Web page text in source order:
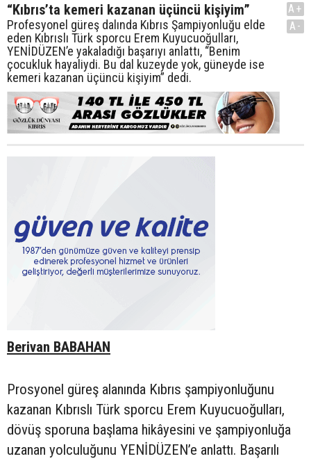
“Kıbrıs’ta kemeri kazanan üçüncü kişiyim”
Profesyonel güreş dalında Kıbrıs Şampiyonluğu elde
eden Kıbrıslı Türk sporcu Erem Kuyucuoğulları,
YENİDÜZEN’e yakaladığı başarıyı anlattı, “Benim
çocukluk hayaliydi. Bu dal kuzeyde yok, güneyde ise
kemeri kazanan üçüncü kişiyim” dedi.
A+
A-
Berivan BABAHAN
Prosyonel güreş alanında Kıbrıs şampiyonluğunu
kazanan Kıbrıslı Türk sporcu Erem Kuyucuoğulları,
dövüş sporuna başlama hikâyesini ve şampiyonluğa
uzanan yolculuğunu YENİDÜZEN’e anlattı. Başarılı